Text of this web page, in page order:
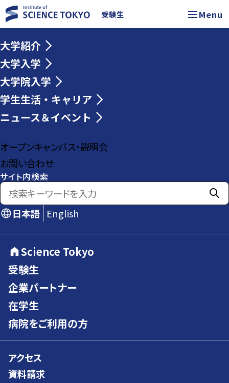
受験生 Menu
大学紹介
大学入学
大学院入学
学生生活・キャリア
ニュース＆イベント
オープンキャンパス・説明会
お問い合わせ
サイト内検索
日本語 English
Science Tokyo
受験生
企業パートナー
在学生
病院をご利用の方
アクセス
資料請求